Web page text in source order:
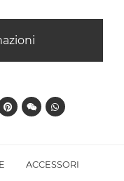
ACCESSORI
e accetto il